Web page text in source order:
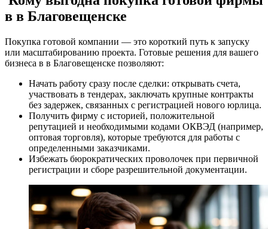
в в Благовещенске
Покупка готовой компании — это короткий путь к запуску
или масштабированию проекта. Готовые решения для вашего
бизнеса в в Благовещенске позволяют:
Начать работу сразу после сделки: открывать счета,
участвовать в тендерах, заключать крупные контракты
без задержек, связанных с регистрацией нового юрлица.
Получить фирму с историей, положительной
репутацией и необходимыми кодами ОКВЭД (например,
оптовая торговля), которые требуются для работы с
определенными заказчиками.
Избежать бюрократических проволочек при первичной
регистрации и сборе разрешительной документации.